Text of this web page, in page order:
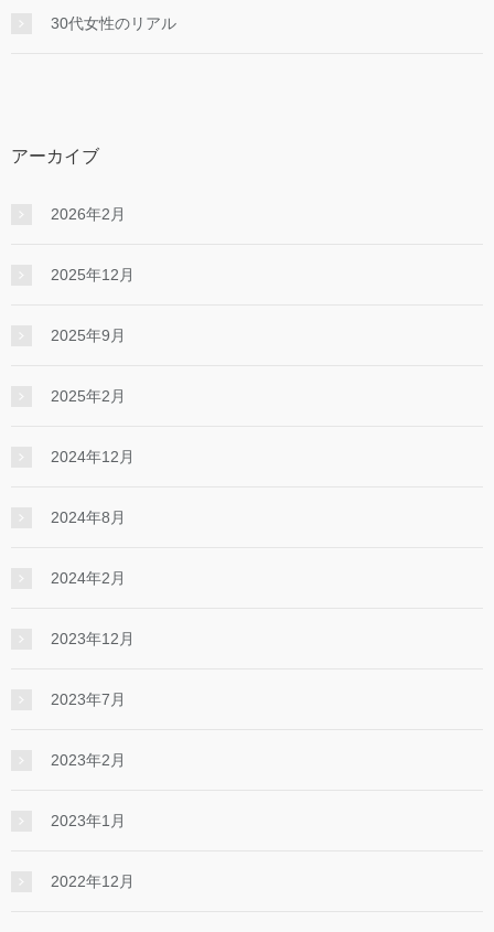
30代女性のリアル
アーカイブ
2026年2月
2025年12月
2025年9月
2025年2月
2024年12月
2024年8月
2024年2月
2023年12月
2023年7月
2023年2月
2023年1月
2022年12月